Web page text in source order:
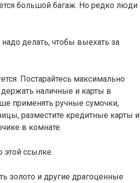
большой багаж. Но редко люди
делать, чтобы выехать за
Постарайтесь максимально
наличные и карты в
применять ручные сумочки,
разместите кредитные карты и
в комнате.
ссылке.
золото и другие драгоценные